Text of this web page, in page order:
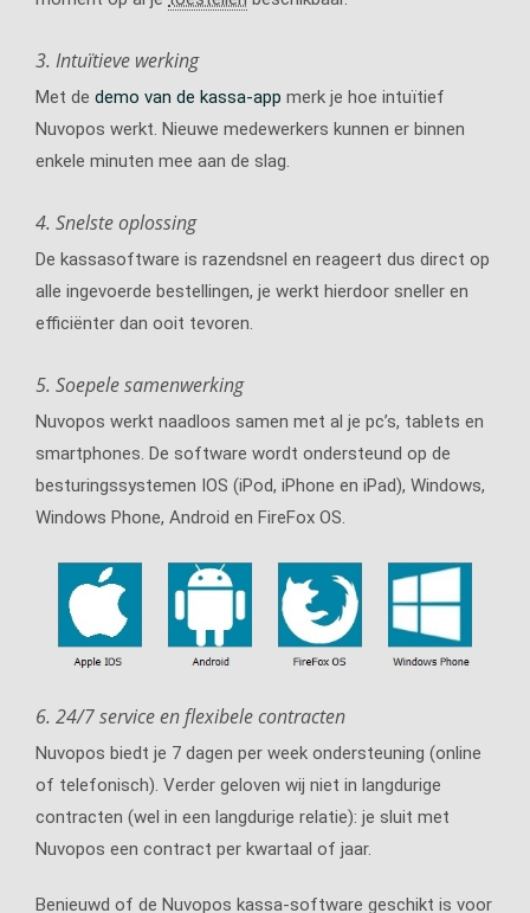
3. Intuïtieve werking
Met de demo van de kassa-app merk je hoe intuïtief
Nuvopos werkt. Nieuwe medewerkers kunnen er binnen
enkele minuten mee aan de slag.
4. Snelste oplossing
De kassasoftware is razendsnel en reageert dus direct op
alle ingevoerde bestellingen, je werkt hierdoor sneller en
efficiënter dan ooit tevoren.
5. Soepele samenwerking
Nuvopos werkt naadloos samen met al je pc’s, tablets en
smartphones. De software wordt ondersteund op de
besturingssystemen IOS (iPod, iPhone en iPad), Windows,
Windows Phone, Android en FireFox OS.
6. 24/7 service en flexibele contracten
Nuvopos biedt je 7 dagen per week ondersteuning (online
of telefonisch). Verder geloven wij niet in langdurige
contracten (wel in een langdurige relatie): je sluit met
Nuvopos een contract per kwartaal of jaar.
Benieuwd of de Nuvopos kassa-software geschikt is voor